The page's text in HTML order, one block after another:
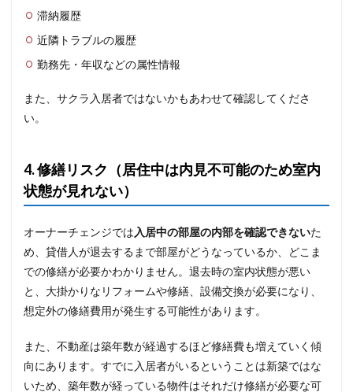
滞納履歴
近隣トラブルの履歴
勤務先・年収などの属性情報
また、サクラ入居者ではないかもあわせて確認してくださ
い。
4. 修繕リスク（居住中は内見不可能のため室内
状態が見れない）
オーナーチェンジでは 入居中の部屋の内部を確認できないた
め、貸借人が退去するまで部屋がどうなっているか、どこま
での修繕が必要かわかりません。退去時の室内状態が悪い
と、大掛かりなリフォームや修繕、設備交換が必要になり、
想定外の修繕費用が発生する可能性があります。
また、不動産は築年数が経過するほど修繕費も増えていく傾
向にあります。すでに入居者がいるということは新築ではな
いため、築年数が経っている物件はそれだけ修繕が必要な可